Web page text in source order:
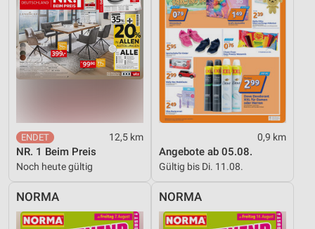
12,5 km
NR. 1 Beim Preis
Noch heute gültig
0,9 km
Angebote ab 05.08.
Gültig bis Di. 11.08.
NORMA NORMA